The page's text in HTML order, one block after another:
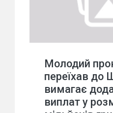
Молодий
переїхав до
вимагає
виплат у